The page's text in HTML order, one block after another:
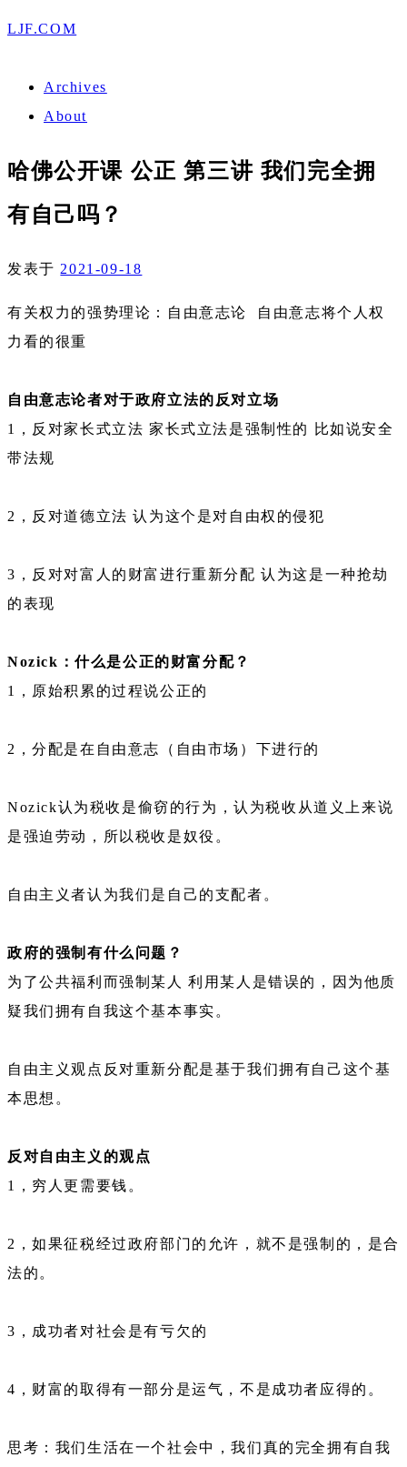
LJF.COM
Archives
About
哈佛公开课 公正 第三讲 我们完全拥
有自己吗？
发表于 2021-09-18
有关权力的强势理论：自由意志论 自由意志将个人权
力看的很重
自由意志论者对于政府立法的反对立场
1，反对家长式立法 家长式立法是强制性的 比如说安全
带法规
2，反对道德立法 认为这个是对自由权的侵犯
3，反对对富人的财富进行重新分配 认为这是一种抢劫
的表现
Nozick：什么是公正的财富分配？
1，原始积累的过程说公正的
2，分配是在自由意志（自由市场）下进行的
Nozick认为税收是偷窃的行为，认为税收从道义上来说
是强迫劳动，所以税收是奴役。
自由主义者认为我们是自己的支配者。
政府的强制有什么问题？
为了公共福利而强制某人 利用某人是错误的，因为他质
疑我们拥有自我这个基本事实。
自由主义观点反对重新分配是基于我们拥有自己这个基
本思想。
反对自由主义的观点
1，穷人更需要钱。
2，如果征税经过政府部门的允许，就不是强制的，是合
法的。
3，成功者对社会是有亏欠的
4，财富的取得有一部分是运气，不是成功者应得的。
思考：我们生活在一个社会中，我们真的完全拥有自我